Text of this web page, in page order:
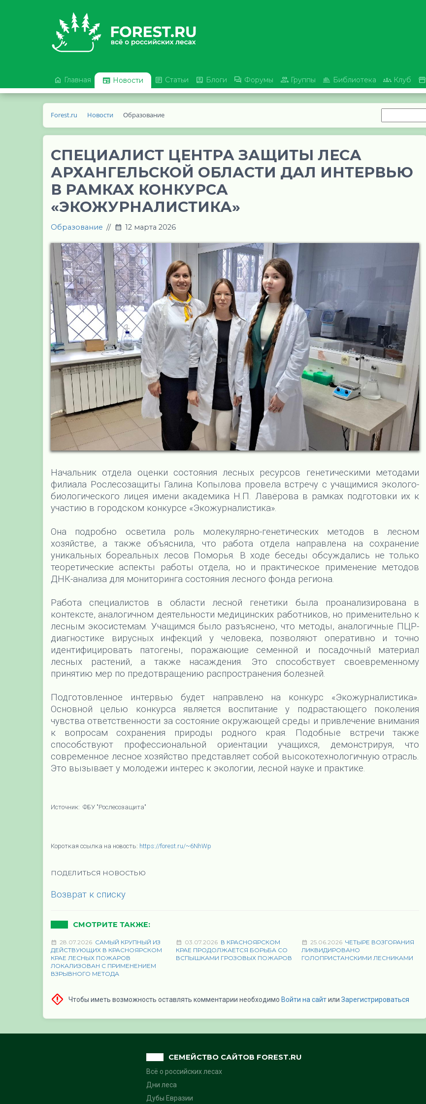
 Главная  Новости  Статьи  Блоги  Форумы  Группы  Библиотека  Клуб 
Forest.ru Новости Образование
СПЕЦИАЛИСТ ЦЕНТРА ЗАЩИТЫ ЛЕСА
АРХАНГЕЛЬСКОЙ ОБЛАСТИ ДАЛ ИНТЕРВЬЮ
В РАМКАХ КОНКУРСА
«ЭКОЖУРНАЛИСТИКА»
Образование // 12 марта 2026
Начальник отдела оценки состояния лесных ресурсов генетическими методами
филиала Рослесозащиты Галина Копылова провела встречу с учащимися эколого-
биологического лицея имени академика Н.П. Лавёрова в рамках подготовки их к
участию в городском конкурсе «Экожурналистика».
Она подробно осветила роль молекулярно-генетических методов в лесном
хозяйстве, а также объяснила, что работа отдела направлена на сохранение
уникальных бореальных лесов Поморья. В ходе беседы обсуждались не только
теоретические аспекты работы отдела, но и практическое применение методов
ДНК-анализа для мониторинга состояния лесного фонда региона.
Работа специалистов в области лесной генетики была проанализирована в
контексте, аналогичном деятельности медицинских работников, но применительно к
лесным экосистемам. Учащимся было разъяснено, что методы, аналогичные ПЦР-
диагностике вирусных инфекций у человека, позволяют оперативно и точно
идентифицировать патогены, поражающие семенной и посадочный материал
лесных растений, а также насаждения. Это способствует своевременному
принятию мер по предотвращению распространения болезней.
Подготовленное интервью будет направлено на конкурс «Экожурналистика».
Основной целью конкурса является воспитание у подрастающего поколения
чувства ответственности за состояние окружающей среды и привлечение внимания
к вопросам сохранения природы родного края. Подобные встречи также
способствуют профессиональной ориентации учащихся, демонстрируя, что
современное лесное хозяйство представляет собой высокотехнологичную отрасль.
Это вызывает у молодежи интерес к экологии, лесной науке и практике.
Источник: ФБУ "Рослесозащита"
Короткая ссылка на новость: https://forest.ru/~6NhWp
ПОДЕЛИТЬСЯ НОВОСТЬЮ
Возврат к списку
СМОТРИТЕ ТАКЖЕ:
28.07.2026 САМЫЙ КРУПНЫЙ ИЗ
ДЕЙСТВУЮЩИХ В КРАСНОЯРСКОМ
КРАЕ ЛЕСНЫХ ПОЖАРОВ
ЛОКАЛИЗОВАН С ПРИМЕНЕНИЕМ
ВЗРЫВНОГО МЕТОДА
03.07.2026 В КРАСНОЯРСКОМ
КРАЕ ПРОДОЛЖАЕТСЯ БОРЬБА СО
ВСПЫШКАМИ ГРОЗОВЫХ ПОЖАРОВ
25.06.2026 ЧЕТЫРЕ ВОЗГОРАНИЯ
ЛИКВИДИРОВАНО
ГОЛОПРИСТАНСКИМИ ЛЕСНИКАМИ
Чтобы иметь возможность оставлять комментарии необходимо Войти на сайтили Зарегистрироваться
СЕМЕЙСТВО САЙТОВ FOREST.RU
Всё о российских лесах
Дни леса
Дубы Евразии